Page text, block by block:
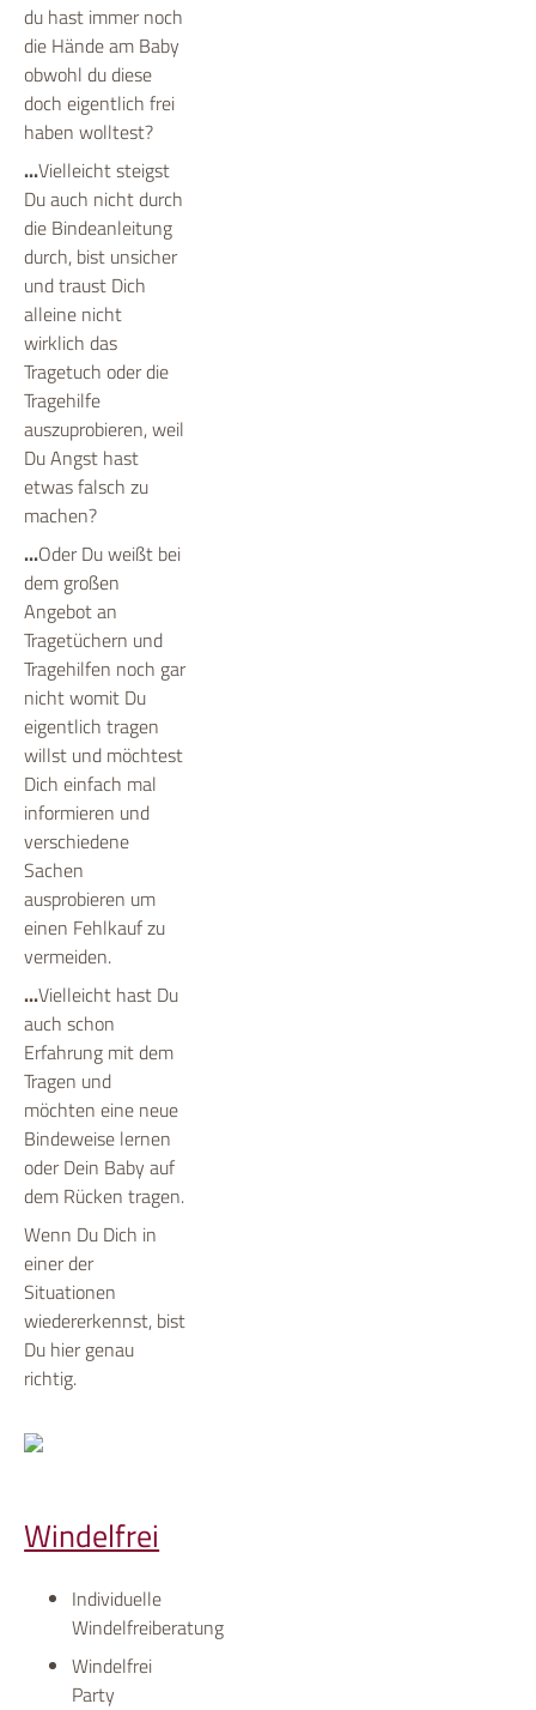
du hast immer noch
die Hände am Baby
obwohl du diese
doch eigentlich frei
haben wolltest?
...Vielleicht steigst
Du auch nicht durch
die Bindeanleitung
durch, bist unsicher
und traust Dich
alleine nicht
wirklich das
Tragetuch oder die
Tragehilfe
auszuprobieren, weil
Du Angst hast
etwas falsch zu
machen?
...Oder Du weißt bei
dem großen
Angebot an
Tragetüchern und
Tragehilfen noch gar
nicht womit Du
eigentlich tragen
willst und möchtest
Dich einfach mal
informieren und
verschiedene
Sachen
ausprobieren um
einen Fehlkauf zu
vermeiden.
...Vielleicht hast Du
auch schon
Erfahrung mit dem
Tragen und
möchten eine neue
Bindeweise lernen
oder Dein Baby auf
dem Rücken tragen.
Wenn Du Dich in
einer der
Situationen
wiedererkennst, bist
Du hier genau
richtig.
Windelfrei
Individuelle
Windelfreiberatung
Windelfrei
Party